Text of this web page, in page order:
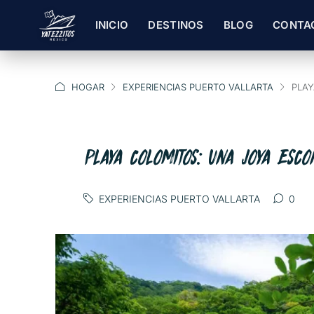
INICIO DESTINOS BLOG
HOGAR EXPERIENCIAS PUERTO VALLARTA
PLAYA COLOMITOS: UNA JOYA
EXPERIENCIAS PUERTO VALLARTA 0